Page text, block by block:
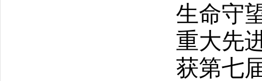
生命守
重大先
获第七